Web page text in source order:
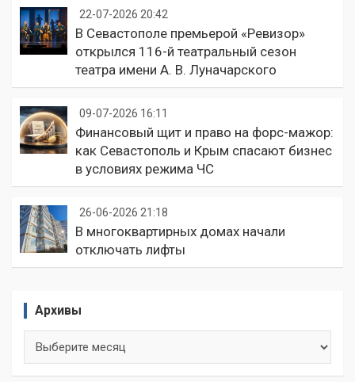
22-07-2026 20:42
В Севастополе премьерой «Ревизор»
открылся 116-й театральный сезон
театра имени А. В. Луначарского
09-07-2026 16:11
Финансовый щит и право на форс-мажор:
как Севастополь и Крым спасают бизнес
в условиях режима ЧС
26-06-2026 21:18
В многоквартирных домах начали
отключать лифты
Архивы